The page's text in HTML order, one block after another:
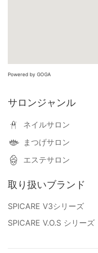
Powered by GOGA
サロンジャンル
ネイルサロン
まつげサロン
エステサロン
取り扱いブランド
SPICARE V3シリーズ
SPICARE V.O.S シリーズ